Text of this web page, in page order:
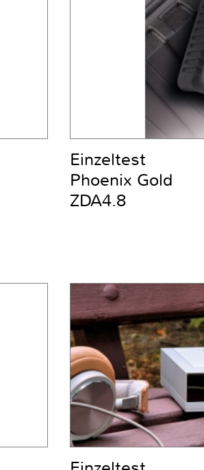
Einzeltest
Phoenix Gold
ZDA4.8